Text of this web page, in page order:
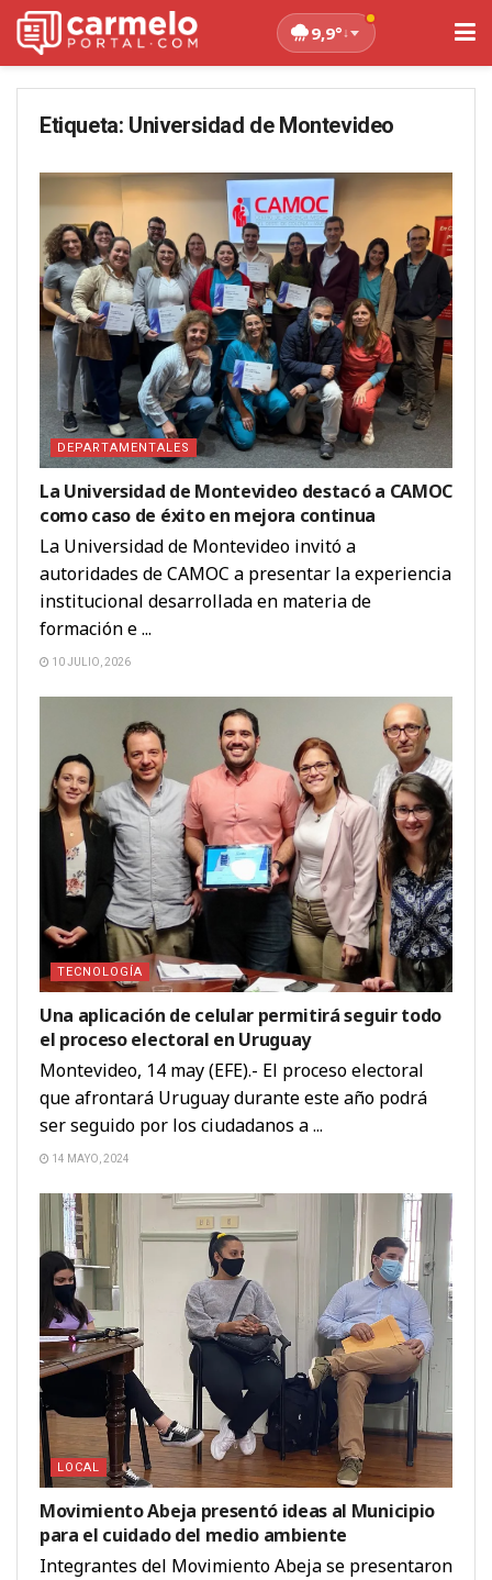
9,9°↓
Etiqueta: Universidad de Montevideo
DEPARTAMENTALES
La Universidad de Montevideo destacó a CAMOC
como caso de éxito en mejora continua
La Universidad de Montevideo invitó a
autoridades de CAMOC a presentar la experiencia
institucional desarrollada en materia de
formación e ...
10 JULIO, 2026
TECNOLOGÍA
Una aplicación de celular permitirá seguir todo
el proceso electoral en Uruguay
Montevideo, 14 may (EFE).- El proceso electoral
que afrontará Uruguay durante este año podrá
ser seguido por los ciudadanos a ...
14 MAYO, 2024
LOCAL
Movimiento Abeja presentó ideas al Municipio
para el cuidado del medio ambiente
Integrantes del Movimiento Abeja se presentaron